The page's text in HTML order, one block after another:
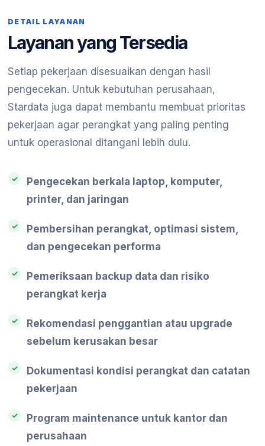
DETAIL LAYANAN
Layanan yang Tersedia
Setiap pekerjaan disesuaikan dengan hasil
pengecekan. Untuk kebutuhan perusahaan,
Stardata juga dapat membantu membuat prioritas
pekerjaan agar perangkat yang paling penting
untuk operasional ditangani lebih dulu.
Pengecekan berkala laptop, komputer,
printer, dan jaringan
Pembersihan perangkat, optimasi sistem,
dan pengecekan performa
Pemeriksaan backup data dan risiko
perangkat kerja
Rekomendasi penggantian atau upgrade
sebelum kerusakan besar
Dokumentasi kondisi perangkat dan catatan
pekerjaan
Program maintenance untuk kantor dan
perusahaan